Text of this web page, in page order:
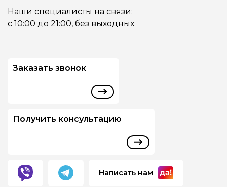
Наши специалисты на связи:
с 10:00 до 21:00, без выходных
Заказать звонок
Получить консультацию
Написать нам